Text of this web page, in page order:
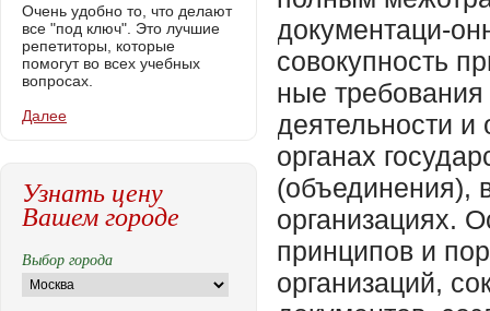
документаци-
совокупность
ные
деятельности и
органах
(объединения),
организациях.
принципов и
организаций,
Очень удобно то, что делают
все "под ключ". Это лучшие
репетиторы, которые
помогут во всех учебных
вопросах.
Далее
Узнать цену
Вашем городе
Выбор города